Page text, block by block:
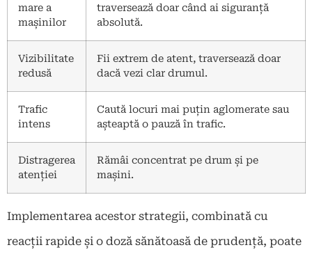
mare a
mașinilor
traversează doar când ai siguranță
absolută.
Vizibilitate
redusă
Fii extrem de atent, traversează doar
dacă vezi clar drumul.
Trafic
intens
Caută locuri mai puțin aglomerate sau
așteaptă o pauză în trafic.
Distragerea
atenției
Rămâi concentrat pe drum și pe
mașini.
Implementarea acestor strategii, combinată cu
reacții rapide și o doză sănătoasă de prudență, poate